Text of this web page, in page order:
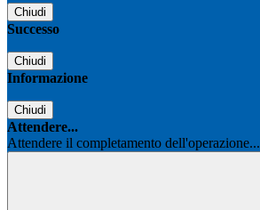
Chiudi
Successo
Chiudi
Informazione
Chiudi
Attendere...
Attendere il completamento dell'operazione...